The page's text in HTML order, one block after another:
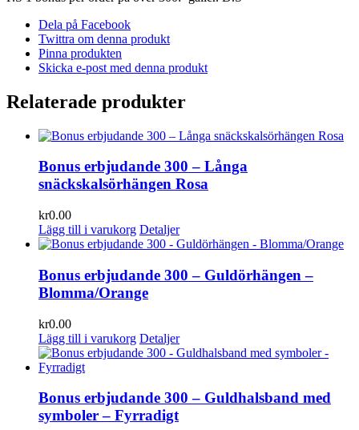
Dela på Facebook
Twittra om denna produkt
Pinna produkten
Skicka e-post med denna produkt
Relaterade produkter
Bonus erbjudande 300 – Långa
snäckskalsörhängen Rosa
kr0.00
Lägg till i varukorg Detaljer
Bonus erbjudande 300 – Guldörhängen –
Blomma/Orange
kr0.00
Lägg till i varukorg Detaljer
Bonus erbjudande 300 – Guldhalsband med
symboler – Fyrradigt